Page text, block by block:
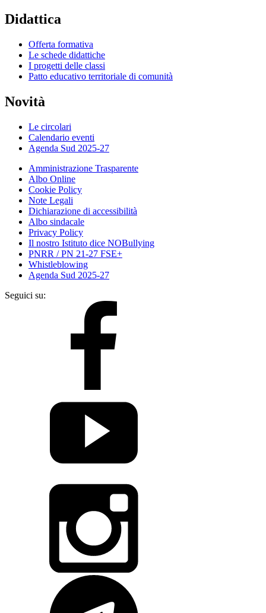
Didattica
Offerta formativa
Le schede didattiche
I progetti delle classi
Patto educativo territoriale di comunità
Novità
Le circolari
Calendario eventi
Agenda Sud 2025-27
Amministrazione Trasparente
Albo Online
Cookie Policy
Note Legali
Dichiarazione di accessibilità
Albo sindacale
Privacy Policy
Il nostro Istituto dice NOBullying
PNRR / PN 21-27 FSE+
Whistleblowing
Agenda Sud 2025-27
Seguici su: